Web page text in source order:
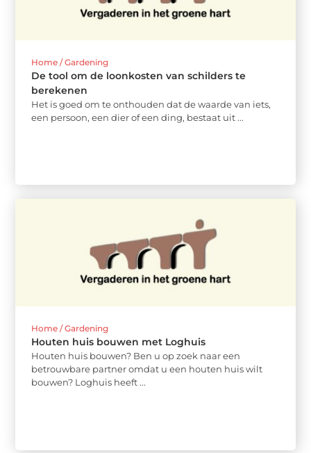
Home / Gardening
De tool om de loonkosten van schilders te
berekenen
Het is goed om te onthouden dat de waarde van iets,
een persoon, een dier of een ding, bestaat uit ...
Home / Gardening
Houten huis bouwen met Loghuis
Houten huis bouwen? Ben u op zoek naar een
betrouwbare partner omdat u een houten huis wilt
bouwen? Loghuis heeft ...